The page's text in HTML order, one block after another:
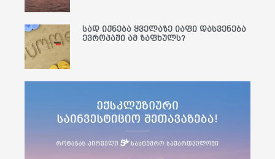
სად იქნება ყველაზე იაფი დასვენება
ევროპაში ამ ზაფხულს?